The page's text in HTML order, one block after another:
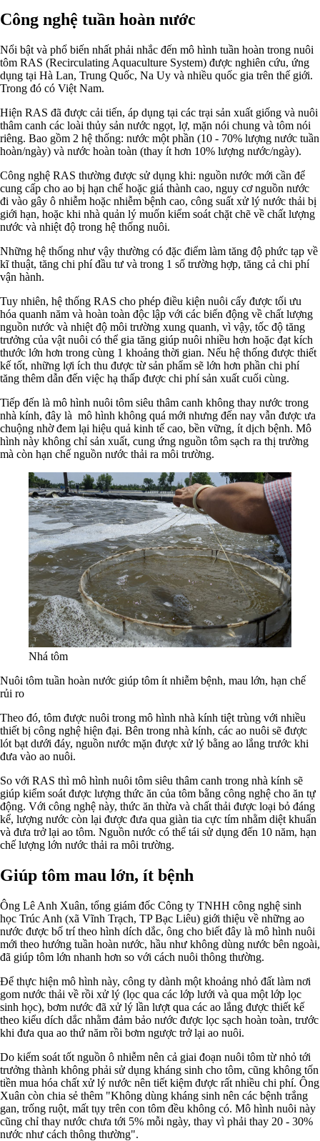
Công nghệ tuần hoàn nước
Nổi bật và phổ biến nhất phải nhắc đến mô hình tuần hoàn trong nuôi
tôm RAS (Recirculating Aquaculture System) được nghiên cứu, ứng
dụng tại Hà Lan, Trung Quốc, Na Uy và nhiều quốc gia trên thế giới.
Trong đó có Việt Nam.
Hiện RAS đã được cải tiến, áp dụng tại các trại sản xuất giống và nuôi
thâm canh các loài thủy sản nước ngọt, lợ, mặn nói chung và tôm nói
riêng. Bao gồm 2 hệ thống: nước một phần (10 - 70% lượng nước tuần
hoàn/ngày) và nước hoàn toàn (thay ít hơn 10% lượng nước/ngày).
Công nghệ RAS thường được sử dụng khi: nguồn nước mới cần để
cung cấp cho ao bị hạn chế hoặc giá thành cao, nguy cơ nguồn nước
đi vào gây ô nhiễm hoặc nhiễm bệnh cao, công suất xử lý nước thải bị
giới hạn, hoặc khi nhà quản lý muốn kiểm soát chặt chẽ về chất lượng
nước và nhiệt độ trong hệ thống nuôi.
Những hệ thống như vậy thường có đặc điểm làm tăng độ phức tạp về
kĩ thuật, tăng chi phí đầu tư và trong 1 số trường hợp, tăng cả chi phí
vận hành.
Tuy nhiên, hệ thống RAS cho phép điều kiện nuôi cấy được tối ưu
hóa quanh năm và hoàn toàn độc lập với các biến động về chất lượng
nguồn nước và nhiệt độ môi trường xung quanh, vì vậy, tốc độ tăng
trưởng của vật nuôi có thể gia tăng giúp nuôi nhiều hơn hoặc đạt kích
thước lớn hơn trong cùng 1 khoảng thời gian. Nếu hệ thống được thiết
kế tốt, những lợi ích thu được từ sản phẩm sẽ lớn hơn phần chi phí
tăng thêm dẫn đến việc hạ thấp được chi phí sản xuất cuối cùng.
Tiếp đến là mô hình nuôi tôm siêu thâm canh không thay nước trong
nhà kính, đây là mô hình không quá mới nhưng đến nay vẫn được ưa
chuộng nhờ đem lại hiệu quả kinh tế cao, bền vững, ít dịch bệnh. Mô
hình này không chỉ sản xuất, cung ứng nguồn tôm sạch ra thị trường
mà còn hạn chế nguồn nước thải ra môi trường.
Nhá tôm
Nuôi tôm tuần hoàn nước giúp tôm ít nhiễm bệnh, mau lớn, hạn chế
rủi ro
Theo đó, tôm được nuôi trong mô hình nhà kính tiệt trùng với nhiều
thiết bị công nghệ hiện đại. Bên trong nhà kính, các ao nuôi sẽ được
lót bạt dưới đáy, nguồn nước mặn được xử lý bằng ao lắng trước khi
đưa vào ao nuôi.
So với RAS thì mô hình nuôi tôm siêu thâm canh trong nhà kính sẽ
giúp kiểm soát được lượng thức ăn của tôm bằng công nghệ cho ăn tự
động. Với công nghệ này, thức ăn thừa và chất thải được loại bỏ đáng
kể, lượng nước còn lại được đưa qua giàn tia cực tím nhằm diệt khuẩn
và đưa trở lại ao tôm. Nguồn nước có thể tái sử dụng đến 10 năm, hạn
chế lượng lớn nước thải ra môi trường.
Giúp tôm mau lớn, ít bệnh
Ông Lê Anh Xuân, tổng giám đốc Công ty TNHH công nghệ sinh
học Trúc Anh (xã Vĩnh Trạch, TP Bạc Liêu) giới thiệu về những ao
nước được bố trí theo hình dích dắc, ông cho biết đây là mô hình nuôi
mới theo hướng tuần hoàn nước, hầu như không dùng nước bên ngoài,
đã giúp tôm lớn nhanh hơn so với cách nuôi thông thường.
Để thực hiện mô hình này, công ty dành một khoảng nhỏ đất làm nơi
gom nước thải về rồi xử lý (lọc qua các lớp lưới và qua một lớp lọc
sinh học), bơm nước đã xử lý lần lượt qua các ao lắng được thiết kế
theo kiểu dích dắc nhằm đảm bảo nước được lọc sạch hoàn toàn, trước
khi đưa qua ao thứ năm rồi bơm ngược trở lại ao nuôi.
Do kiểm soát tốt nguồn ô nhiễm nên cả giai đoạn nuôi tôm từ nhỏ tới
trưởng thành không phải sử dụng kháng sinh cho tôm, cũng không tốn
tiền mua hóa chất xử lý nước nên tiết kiệm được rất nhiều chi phí. Ông
Xuân còn chia sẻ thêm "Không dùng kháng sinh nên các bệnh trắng
gan, trống ruột, mất tụy trên con tôm đều không có. Mô hình nuôi này
cũng chỉ thay nước chưa tới 5% mỗi ngày, thay vì phải thay 20 - 30%
nước như cách thông thường".